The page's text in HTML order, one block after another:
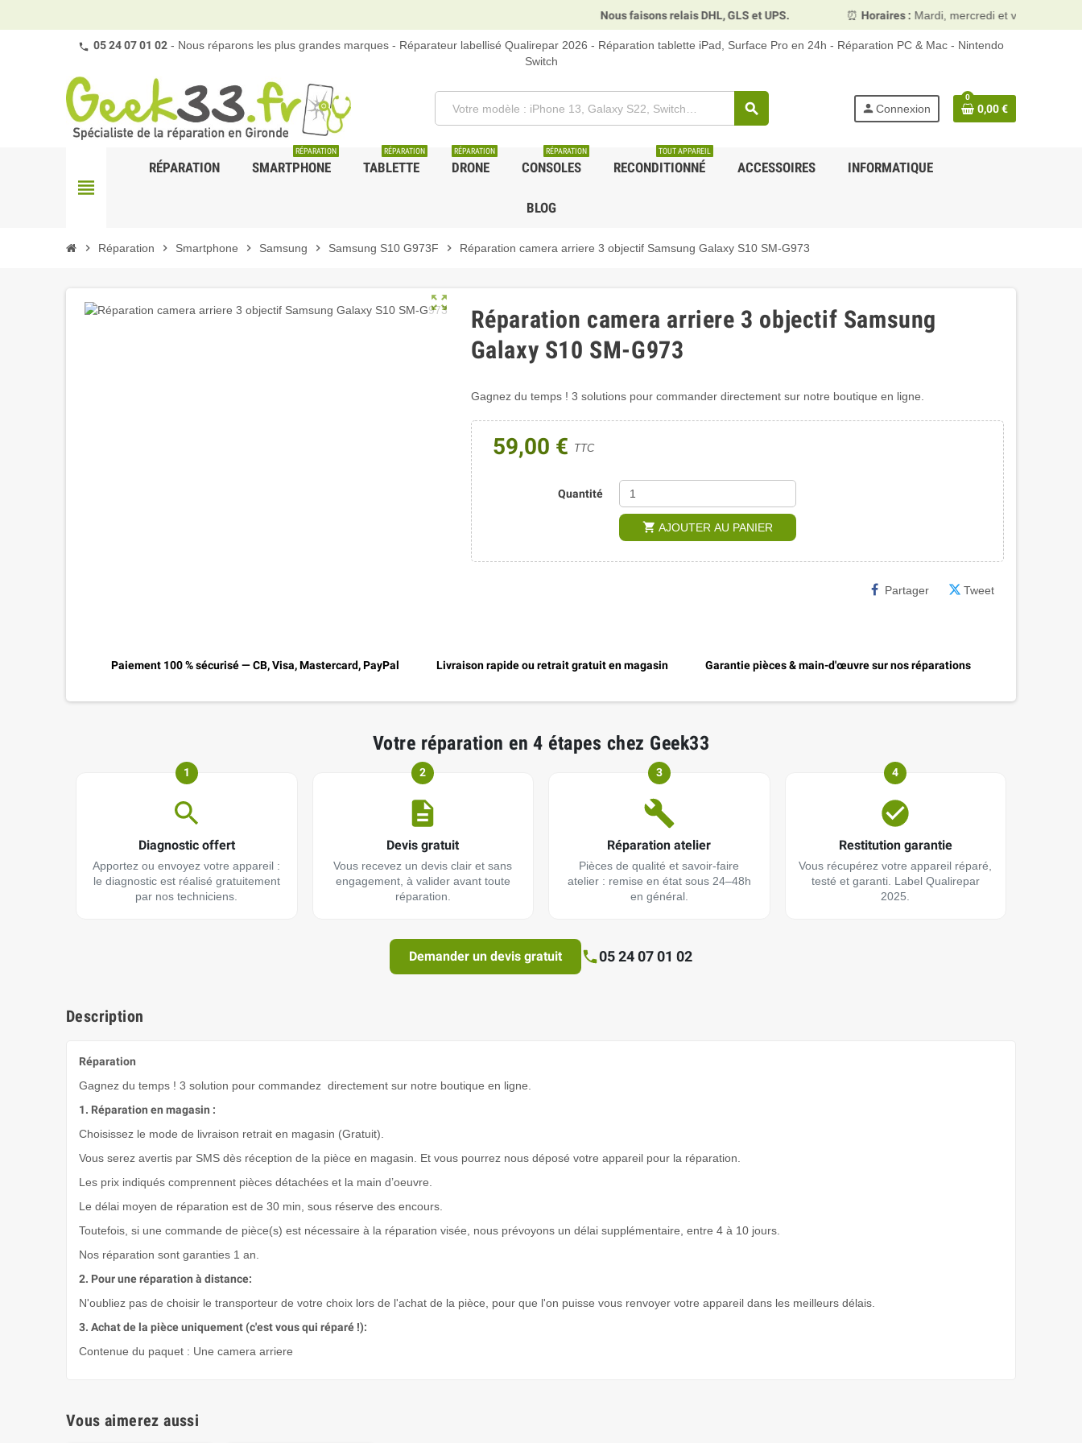
Nous faisons relais DHL, GLS et UPS. ⏰Horaires : Mardi, mercredi et vendredi 10h00–13h30 &
05 24 07 01 02 - Nous réparons les plus grandes marques - Réparateur labellisé Qualirepar 2026 - Réparation tablette iPad, Surface Pro en 24h - Réparation PC & Mac - Nintendo
Switch
search person Connexion
0
0,00 €
view_headline
RÉPARATION SMARTPHONE
RÉPARATION
TABLETTE
RÉPARATION
DRONE
RÉPARATION
CONSOLES
RÉPARATION
RECONDITIONNÉ
TOUT APPAREIL
ACCESSOIRES INFORMATIQUE
BLOG
chevron_right Réparation chevron_right Smartphone chevron_right Samsung chevron_right Samsung S10 G973F chevron_right Réparation camera arriere 3 objectif Samsung Galaxy S10 SM-G973
zoom_out_map
Réparation camera arriere 3 objectif Samsung
Galaxy S10 SM-G973
Gagnez du temps ! 3 solutions pour commander directement sur notre boutique en ligne.
59,00 € TTC
Quantité
shopping_cart AJOUTER AU PANIER
Partager Tweet
Paiement 100 % sécurisé — CB, Visa, Mastercard, PayPal Livraison rapide ou retrait gratuit en magasin Garantie pièces & main-d'œuvre sur nos réparations
Votre réparation en 4 étapes chez Geek33
1
Diagnostic offert
Apportez ou envoyez votre appareil :
le diagnostic est réalisé gratuitement
par nos techniciens.
2
Devis gratuit
Vous recevez un devis clair et sans
engagement, à valider avant toute
réparation.
3
Réparation atelier
Pièces de qualité et savoir-faire
atelier : remise en état sous 24–48h
en général.
4
Restitution garantie
Vous récupérez votre appareil réparé,
testé et garanti. Label Qualirepar
2025.
Demander un devis gratuit 05 24 07 01 02
Description
Réparation
Gagnez du temps ! 3 solution pour commandez directement sur notre boutique en ligne.
1. Réparation en magasin :
Choisissez le mode de livraison retrait en magasin (Gratuit).
Vous serez avertis par SMS dès réception de la pièce en magasin. Et vous pourrez nous déposé votre appareil pour la réparation.
Les prix indiqués comprennent pièces détachées et la main d’oeuvre.
Le délai moyen de réparation est de 30 min, sous réserve des encours.
Toutefois, si une commande de pièce(s) est nécessaire à la réparation visée, nous prévoyons un délai supplémentaire, entre 4 à 10 jours.
Nos réparation sont garanties 1 an.
2. Pour une réparation à distance:
N'oubliez pas de choisir le transporteur de votre choix lors de l'achat de la pièce, pour que l'on puisse vous renvoyer votre appareil dans les meilleurs délais.
3. Achat de la pièce uniquement (c'est vous qui réparé !):
Contenue du paquet : Une camera arriere
Vous aimerez aussi